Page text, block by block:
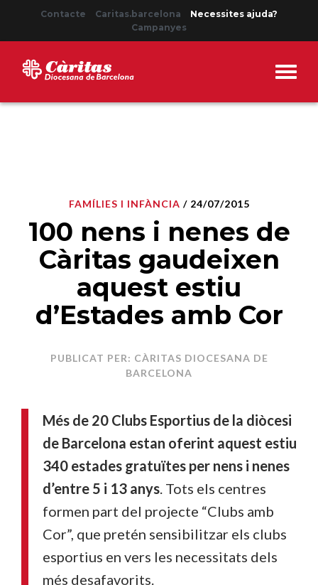
Contacte Caritas.barcelona
Necessites ajuda?
Campanyes
FAMÍLIES I INFÀNCIA / 24/07/2015
100 nens i nenes de
Càritas gaudeixen
aquest estiu
d’Estades amb Cor
PUBLICAT PER: CÀRITAS DIOCESANA DE
BARCELONA
Més de 20 Clubs Esportius de la diòcesi
de Barcelona estan oferint aquest estiu
340 estades gratuïtes per nens i nenes
d’entre 5 i 13 anys. Tots els centres
formen part del projecte “Clubs amb
Cor”, que pretén sensibilitzar els clubs
esportius en vers les necessitats dels
més desafavorits.